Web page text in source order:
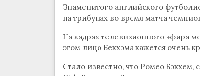
Знаменитого английского
на трибунах во время матча
На кадрах телевизионного эфира
этом лицо Бекхэма кажется очень
Стало известно, что Ромео